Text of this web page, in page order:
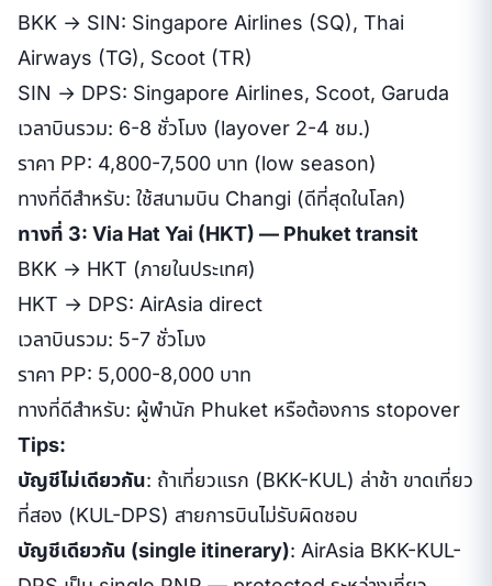
BKK → SIN: Singapore Airlines (SQ), Thai
Airways (TG), Scoot (TR)
SIN → DPS: Singapore Airlines, Scoot, Garuda
เวลาบินรวม: 6-8 ชั่วโมง (layover 2-4 ชม.)
ราคา PP: 4,800-7,500 บาท (low season)
ทางที่ดีสำหรับ: ใช้สนามบิน Changi (ดีที่สุดในโลก)
ทางที่ 3: Via Hat Yai (HKT) — Phuket transit
BKK → HKT (ภายในประเทศ)
HKT → DPS: AirAsia direct
เวลาบินรวม: 5-7 ชั่วโมง
ราคา PP: 5,000-8,000 บาท
ทางที่ดีสำหรับ: ผู้พำนัก Phuket หรือต้องการ stopover
Tips:
บัญชีไม่เดียวกัน: ถ้าเที่ยวแรก (BKK-KUL) ล่าช้า ขาดเที่ยว
ที่สอง (KUL-DPS) สายการบินไม่รับผิดชอบ
บัญชีเดียวกัน (single itinerary): AirAsia BKK-KUL-